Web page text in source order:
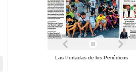
Las Portadas de los Periódicos